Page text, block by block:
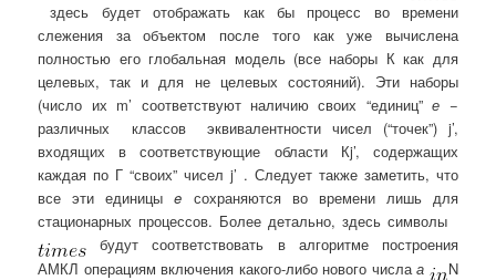
здесь будет отображать как бы процесс во времени
слежения за объектом после того как уже вычислена
полностью его глобальная модель (все наборы К как для
целевых, так и для не целевых состояний). Эти наборы
(число их m’ соответствуют наличию своих “единиц”е −
различных классов эквивалентности чисел (“точек”) j’,
входящих в соответствующие области Кj’, содержащих
каждая по Г “своих” чисел j’ . Следует также заметить, что
все эти единицыe сохраняются во времени лишь для
стационарных процессов. Более детально, здесь символы
будут соответствовать в алгоритме построения
АМКЛ операциям включения какого-либо нового числаа
N